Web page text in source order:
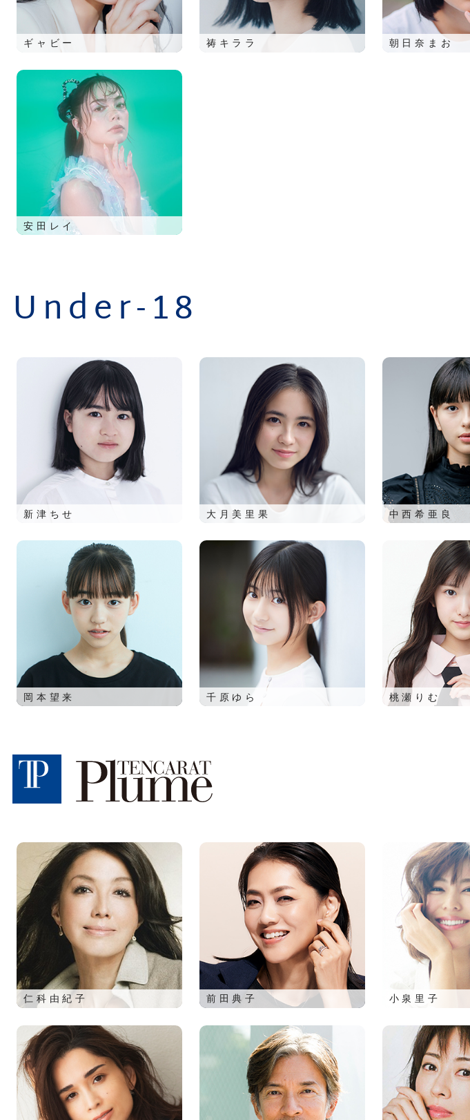
ギャビー 祷キララ 朝日奈まお
安田レイ
Under-18
新津ちせ 大月美里果 中西希亜良
岡本望来 千原ゆら 桃瀬りむ
仁科由紀子 前田典子 小泉里子